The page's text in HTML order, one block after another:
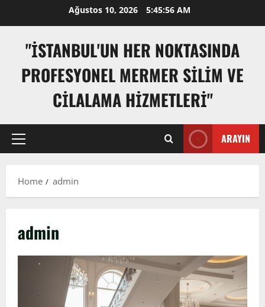
Ağustos 10, 2026 5:45:58 AM
"İSTANBUL'UN HER NOKTASINDA
PROFESYONEL MERMER SILIM VE
CILALAMA HIZMETLERI"
Primary
ARAYIN
Home admin
admin